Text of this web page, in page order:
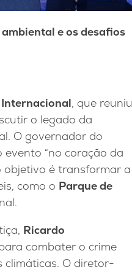
e os desafios
, que reuniu
o legado da
O governador do
“no coração da
objetivo é transformar a
como o Parque de
Ricardo
combater o crime
climáticas. O diretor-